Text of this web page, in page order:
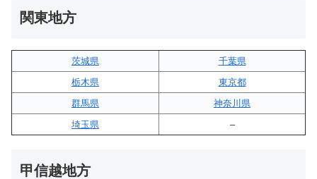
関東地方
茨城県
千葉県
栃木県
東京都
群馬県
神奈川県
埼玉県
–
甲信越地方